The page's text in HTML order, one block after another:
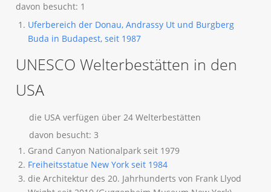
davon besucht: 1
Uferbereich der Donau, Andrassy Ut und Burgberg
Buda in Budapest, seit 1987
UNESCO Welterbestätten in den
USA
die USA verfügen über 24 Welterbestätten
davon besucht: 3
Grand Canyon Nationalpark seit 1979
Freiheitsstatue New York seit 1984
die Architektur des 20. Jahrhunderts von Frank Llyod